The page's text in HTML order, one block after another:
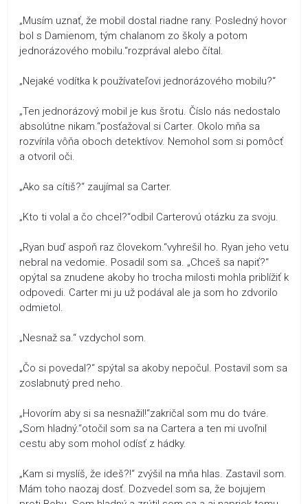
„Musím uznať, že mobil dostal riadne rany. Posledný hovor
bol s Damienom, tým chalanom zo školy a potom
jednorázového mobilu.“rozprával alebo čítal.
„Nejaké vodítka k používateľovi jednorázového mobilu?“
„Ten jednorázový mobil je kus šrotu. Číslo nás nedostalo
absolútne nikam.“posťažoval si Carter. Okolo mňa sa
rozvírila vôňa oboch detektívov. Nemohol som si pomôcť
a otvoril oči.
„Ako sa cítiš?“ zaujímal sa Carter.
„Kto ti volal a čo chcel?“odbil Carterovú otázku za svoju.
„Ryan buď aspoň raz človekom.“vyhrešil ho. Ryan jeho vetu
nebral na vedomie. Posadil som sa. „Chceš sa napiť?“
opýtal sa znudene akoby ho trocha milosti mohla priblížiť k
odpovedi. Carter mi ju už podával ale ja som ho zdvorilo
odmietol.
„Nesnaž sa.“ vzdychol som.
„Čo si povedal?“ spýtal sa akoby nepočul. Postavil som sa
zoslabnutý pred neho.
„Hovorím aby si sa nesnažil!“zakričal som mu do tváre.
„Som hladný.“otočil som sa na Cartera a ten mi uvoľnil
cestu aby som mohol odísť z hádky.
„Kam si myslíš, že ideš?!“ zvýšil na mňa hlas. Zastavil som.
Mám toho naozaj dosť. Dozvedel som sa, že bojujem